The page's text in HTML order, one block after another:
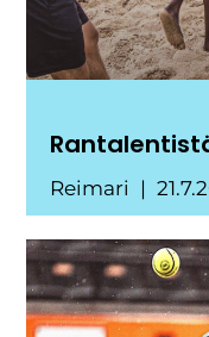
Reimari